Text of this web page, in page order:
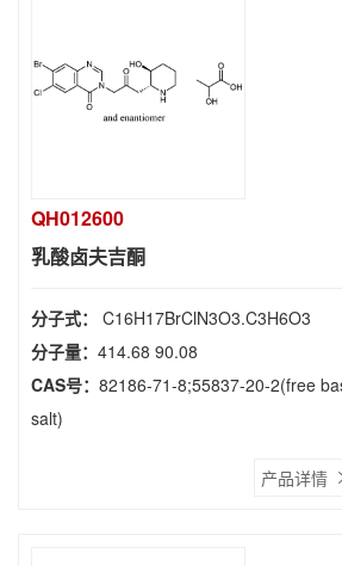
QH012600
乳酸卤夫吉酮
分子式： C16H17BrClN3O3.C3H6O3
分子量： 414.68 90.08
CAS号： 82186-71-8;55837-20-2(free
salt)
产品详情